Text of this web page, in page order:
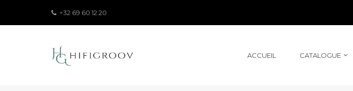
+32 69 60 12 20
ACCUEIL CATALOGUE